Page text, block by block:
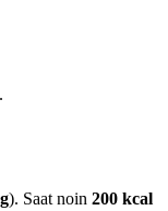
). Saat noin 200 kcal